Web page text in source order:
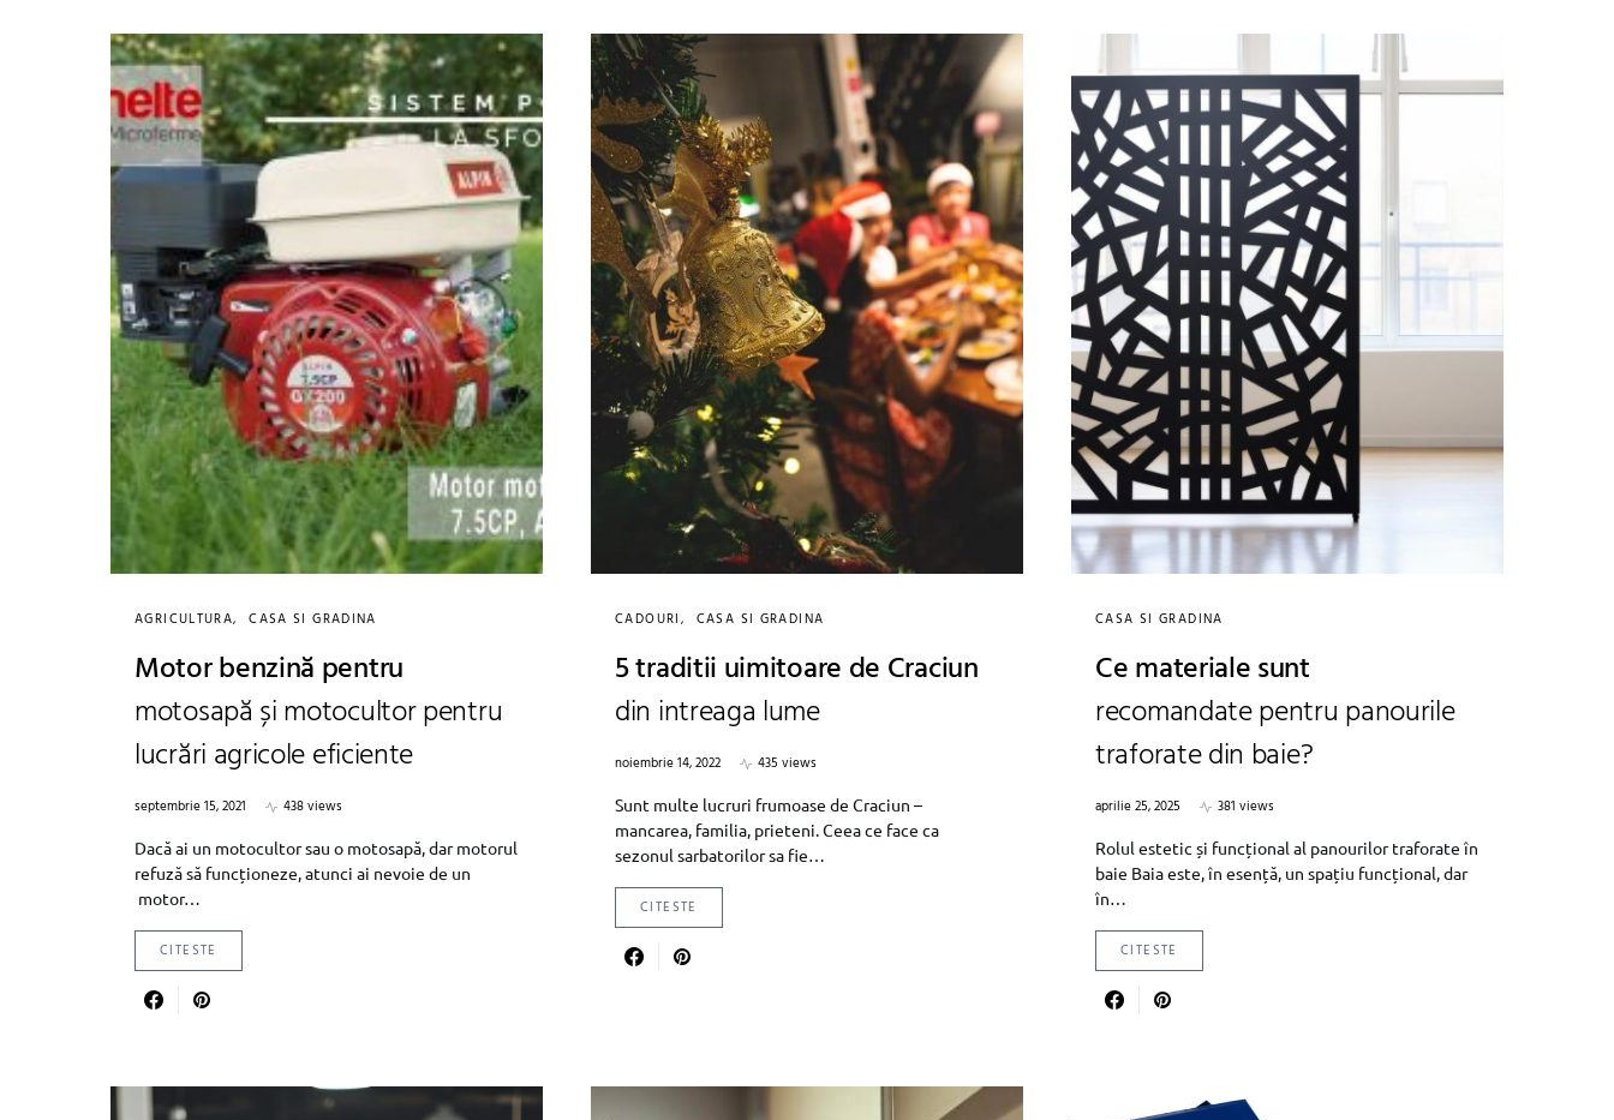
AGRICULTURA CASA SI GRADINA
Motor benzină pentru
motosapă și motocultor pentru
lucrări agricole eficiente
septembrie 15, 2021
438 views
Dacă ai un motocultor sau o motosapă, dar motorul
refuză să funcționeze, atunci ai nevoie de un
motor…
CITESTE
CADOURI CASA SI GRADINA
5 traditii uimitoare de Craciun
din intreaga lume
noiembrie 14, 2022
435 views
Sunt multe lucruri frumoase de Craciun –
mancarea, familia, prieteni. Ceea ce face ca
sezonul sarbatorilor sa fie…
CITESTE
CASA SI GRADINA
Ce materiale sunt
recomandate pentru panourile
traforate din baie?
aprilie 25, 2025
381 views
Rolul estetic și funcțional al panourilor traforate în
baie Baia este, în esență, un spațiu funcțional, dar
în…
CITESTE